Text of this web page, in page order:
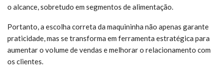
o alcance, sobretudo em segmentos de alimentação.
Portanto, a escolha correta da maquininha não apenas garante
praticidade, mas se transforma em ferramenta estratégica para
aumentar o volume de vendas e melhorar o relacionamento com
os clientes.